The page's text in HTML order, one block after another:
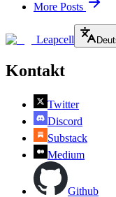
More Posts
Leapcell
Kontakt
Twitter
Discord
Substack
Medium
Github